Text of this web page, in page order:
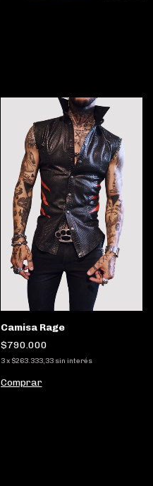
Camisa Rage
$790.000
3 x $263.333,33 sin interés
Comprar